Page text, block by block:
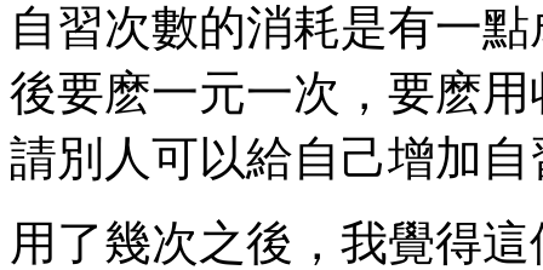
自習次數的消耗是有一
後要麽一元一次，要麽
請別人可以給自己增加
用了幾次之後，我覺得